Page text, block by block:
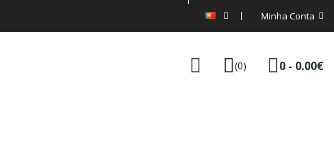
Minha Conta
(0) 0 - 0.00€